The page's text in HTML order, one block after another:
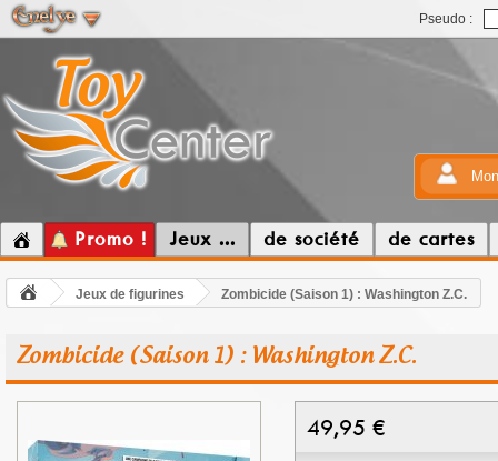
Pseudo :
Promo ! Jeux ... de société de cartes
Jeux de figurines Zombicide (Saison 1) : Washington Z.C.
Zombicide (Saison 1) : Washington Z.C.
49,95 €